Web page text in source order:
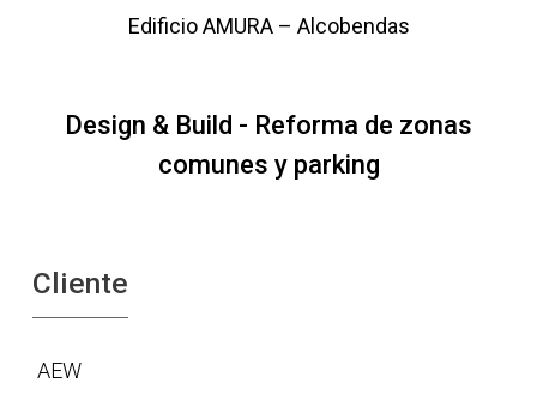
Edificio AMURA – Alcobendas
Design & Build - Reforma de zonas
comunes y parking
Cliente
AEW